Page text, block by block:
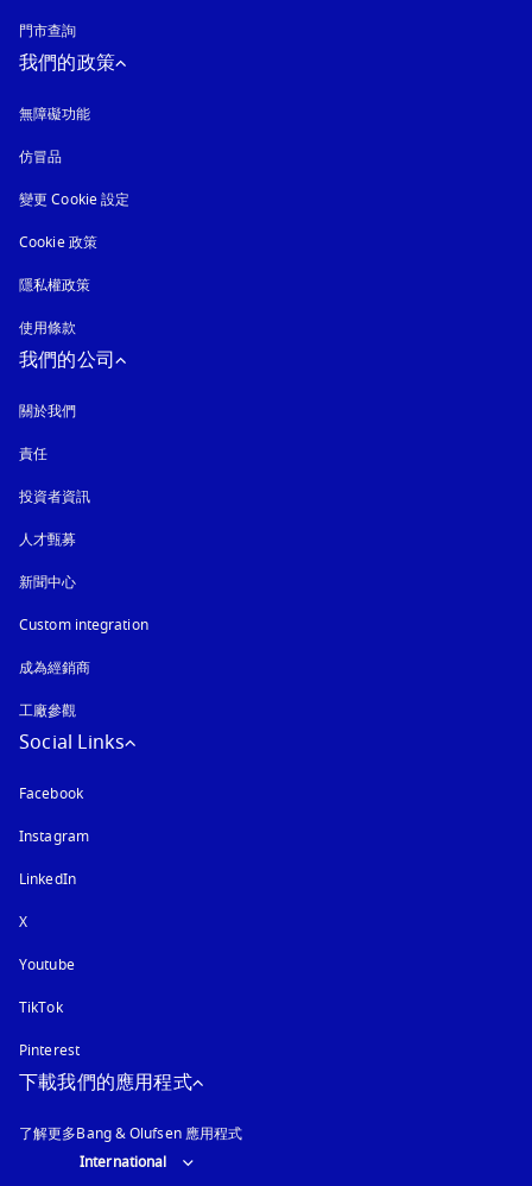
門市查詢
我們的政策
無障礙功能
仿冒品
變更 Cookie 設定
Cookie 政策以新標籤頁開啟
隱私權政策
使用條款
我們的公司
關於我們
責任
投資者資訊
人才甄募
新聞中心
Custom integration
成為經銷商
工廠參觀
Social Links
Facebook
Instagram以新標籤頁開啟
LinkedIn
X
Youtube以新標籤頁開啟
TikTok
Pinterest
下載我們的應用程式
了解更多Bang & Olufsen 應用程式
Select country and language
International